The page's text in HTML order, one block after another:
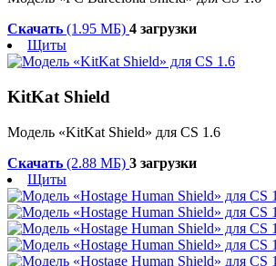
Скачать (1.95 МБ) 4 загрузки
Щиты
KitKat Shield
Модель «KitKat Shield» для CS 1.6
Скачать (2.88 МБ) 3 загрузки
Щиты